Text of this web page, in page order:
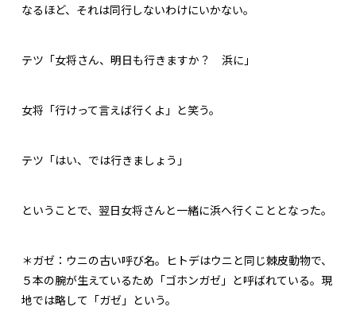
なるほど、それは同行しないわけにいかない。
テツ「女将さん、明日も行きますか？ 浜に」
女将「行けって言えば行くよ」と笑う。
テツ「はい、では行きましょう」
ということで、翌日女将さんと一緒に浜へ行くこととなった。
＊ガゼ：ウニの古い呼び名。ヒトデはウニと同じ棘皮動物で、
５本の腕が生えているため「ゴホンガゼ」と呼ばれている。現
地では略して「ガゼ」という。